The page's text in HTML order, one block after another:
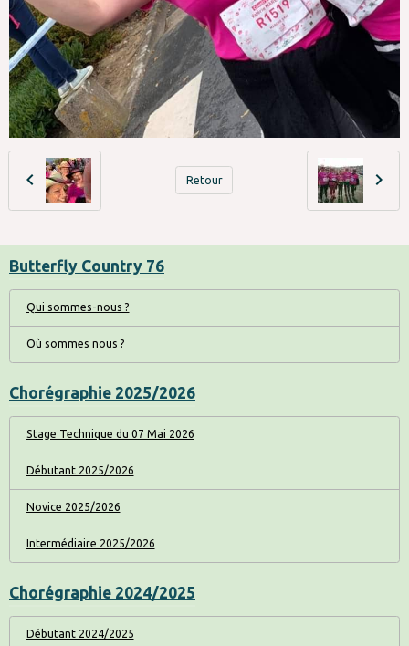
Retour
Butterfly Country 76
Qui sommes-nous ?
Où sommes nous ?
Chorégraphie 2025/2026
Stage Technique du 07 Mai 2026
Débutant 2025/2026
Novice 2025/2026
Intermédiaire 2025/2026
Chorégraphie 2024/2025
Débutant 2024/2025